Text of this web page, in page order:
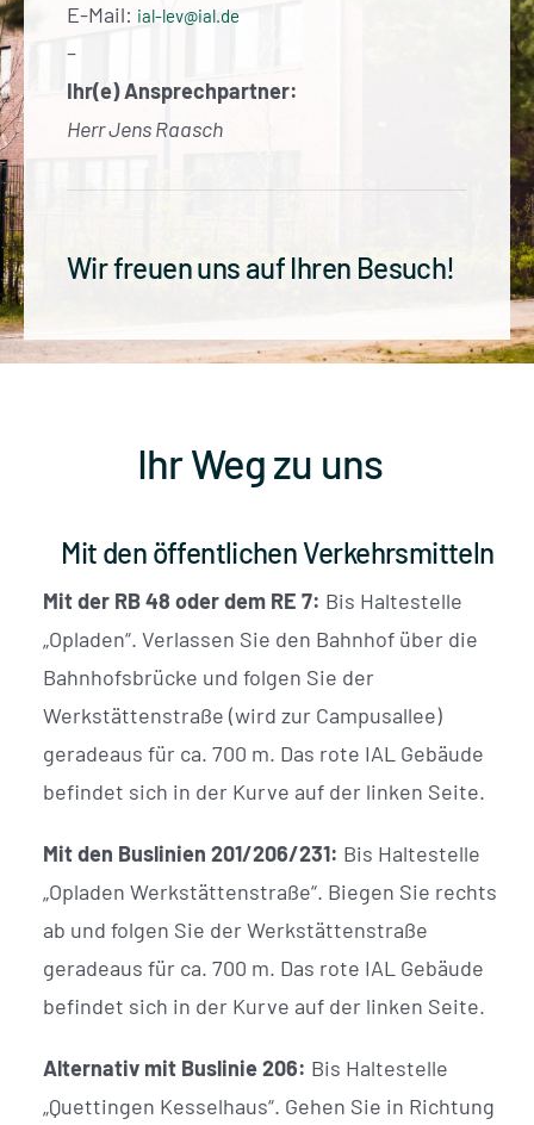
E-Mail: ial-lev@ial.de
–
Ihr(e) Ansprechpartner:
Herr Jens Raasch
Wir freuen uns auf Ihren Besuch!
Ihr Weg zu uns
Mit den öffentlichen Verkehrsmitteln
Mit der RB 48 oder dem RE 7: Bis Haltestelle
„Opladen“. Verlassen Sie den Bahnhof über die
Bahnhofsbrücke und folgen Sie der
Werkstättenstraße (wird zur Campusallee)
geradeaus für ca. 700 m. Das rote IAL Gebäude
befindet sich in der Kurve auf der linken Seite.
Mit den Buslinien 201/206/231: Bis Haltestelle
„Opladen Werkstättenstraße“. Biegen Sie rechts
ab und folgen Sie der Werkstättenstraße
geradeaus für ca. 700 m. Das rote IAL Gebäude
befindet sich in der Kurve auf der linken Seite.
Alternativ mit Buslinie 206: Bis Haltestelle
„Quettingen Kesselhaus“. Gehen Sie in Richtung